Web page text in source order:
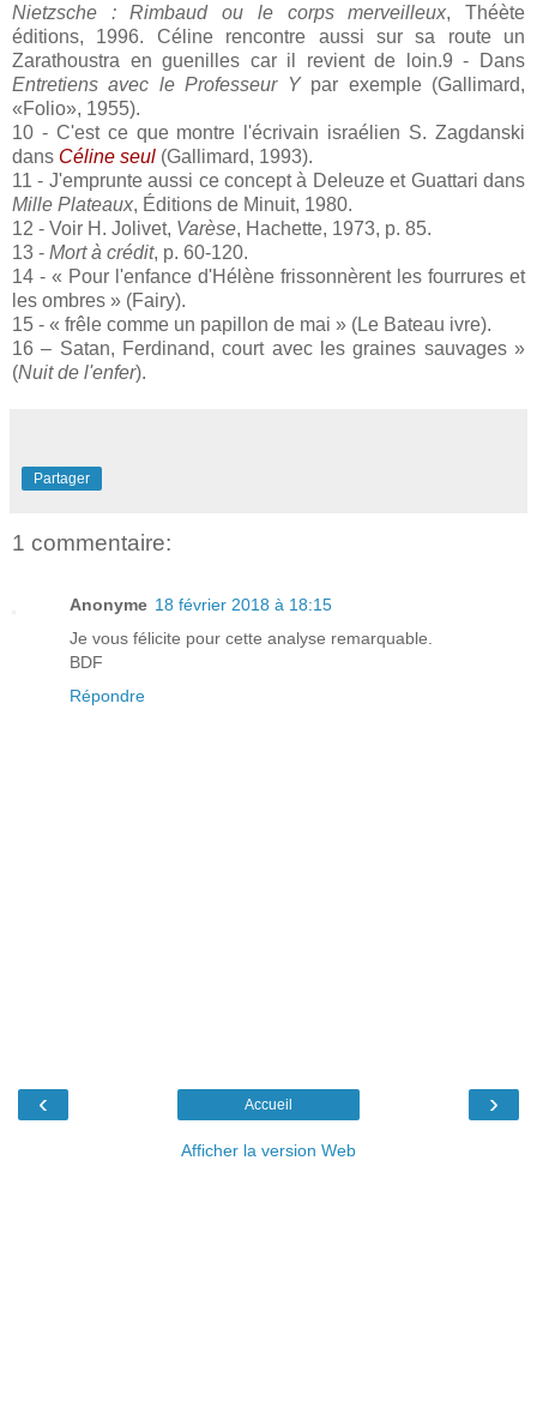
Nietzsche : Rimbaud ou le corps merveilleux, Théète
éditions, 1996. Céline rencontre aussi sur sa route un
Zarathoustra en guenilles car il revient de loin.9 - Dans
Entretiens avec le Professeur Ypar exemple (Gallimard,
«Folio», 1955).
10 - C'est ce que montre l'écrivain israélien S. Zagdanski
dans Céline seul (Gallimard, 1993).
11 - J'emprunte aussi ce concept à Deleuze et Guattari dans
Mille Plateaux, Éditions de Minuit, 1980.
12 - Voir H. Jolivet, Varèse, Hachette, 1973, p. 85.
13 - Mort à crédit, p. 60-120.
14 - « Pour l'enfance d'Hélène frissonnèrent les fourrures et
les ombres » (Fairy).
15 - « frêle comme un papillon de mai » (Le Bateau ivre).
16 – Satan, Ferdinand, court avec les graines sauvages »
(Nuit de l'enfer).
Partager
1 commentaire:
Anonyme 18 février 2018 à 18:15
Je vous félicite pour cette analyse remarquable.
BDF
Répondre
‹ ›
Accueil
Afficher la version Web